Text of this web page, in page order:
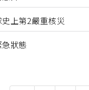
上第2嚴重核災
狀態